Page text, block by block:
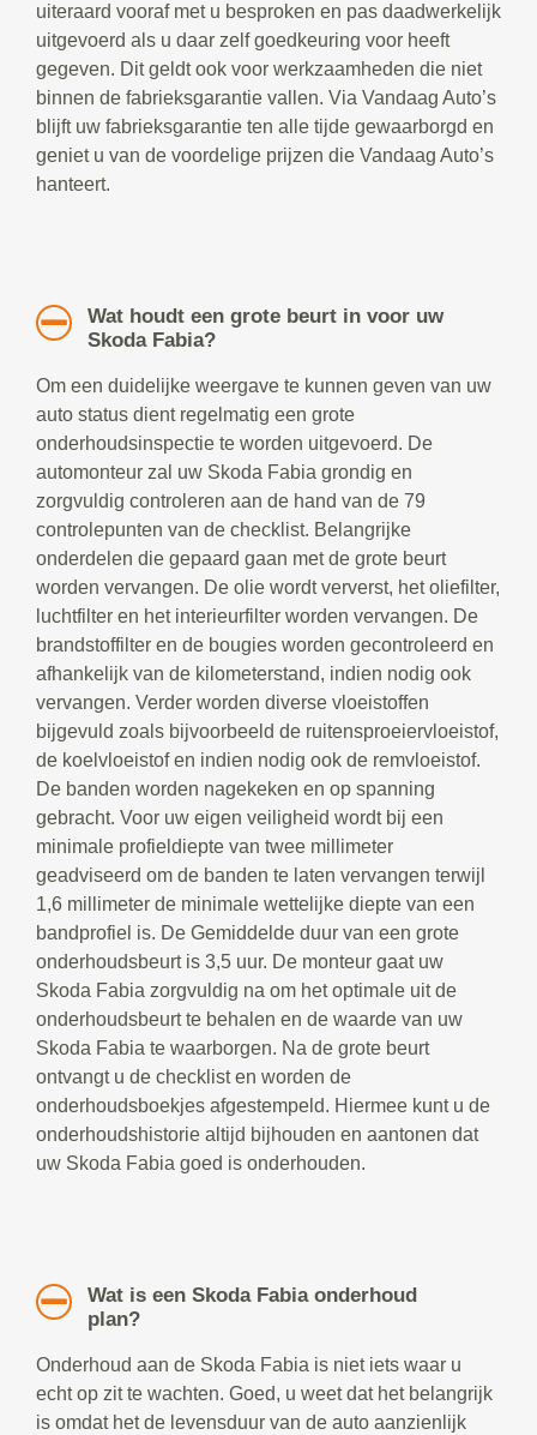
uiteraard vooraf met u besproken en pas daadwerkelijk
uitgevoerd als u daar zelf goedkeuring voor heeft
gegeven. Dit geldt ook voor werkzaamheden die niet
binnen de fabrieksgarantie vallen. Via Vandaag Auto’s
blijft uw fabrieksgarantie ten alle tijde gewaarborgd en
geniet u van de voordelige prijzen die Vandaag Auto’s
hanteert.
Wat houdt een grote beurt in voor uw
Skoda Fabia?
Om een duidelijke weergave te kunnen geven van uw
auto status dient regelmatig een grote
onderhoudsinspectie te worden uitgevoerd. De
automonteur zal uw Skoda Fabia grondig en
zorgvuldig controleren aan de hand van de 79
controlepunten van de checklist. Belangrijke
onderdelen die gepaard gaan met de grote beurt
worden vervangen. De olie wordt ververst, het oliefilter,
luchtfilter en het interieurfilter worden vervangen. De
brandstoffilter en de bougies worden gecontroleerd en
afhankelijk van de kilometerstand, indien nodig ook
vervangen. Verder worden diverse vloeistoffen
bijgevuld zoals bijvoorbeeld de ruitensproeiervloeistof,
de koelvloeistof en indien nodig ook de remvloeistof.
De banden worden nagekeken en op spanning
gebracht. Voor uw eigen veiligheid wordt bij een
minimale profieldiepte van twee millimeter
geadviseerd om de banden te laten vervangen terwijl
1,6 millimeter de minimale wettelijke diepte van een
bandprofiel is. De Gemiddelde duur van een grote
onderhoudsbeurt is 3,5 uur. De monteur gaat uw
Skoda Fabia zorgvuldig na om het optimale uit de
onderhoudsbeurt te behalen en de waarde van uw
Skoda Fabia te waarborgen. Na de grote beurt
ontvangt u de checklist en worden de
onderhoudsboekjes afgestempeld. Hiermee kunt u de
onderhoudshistorie altijd bijhouden en aantonen dat
uw Skoda Fabia goed is onderhouden.
Wat is een Skoda Fabia onderhoud
plan?
Onderhoud aan de Skoda Fabia is niet iets waar u
echt op zit te wachten. Goed, u weet dat het belangrijk
is omdat het de levensduur van de auto aanzienlijk